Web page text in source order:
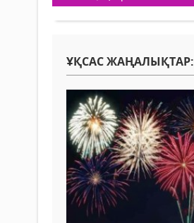
ҰҚСАС ЖАҢАЛЫҚТАР: